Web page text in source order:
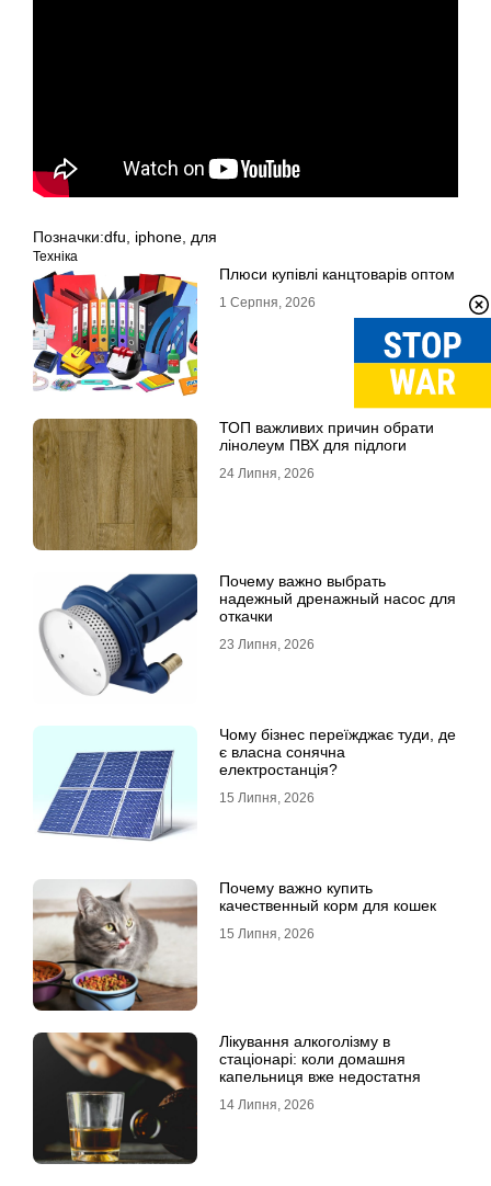
Позначки:dfu iphone для
Техніка
Плюси купівлі канцтоварів оптом
1 Серпня, 2026
ТОП важливих причин обрати
лінолеум ПВХ для підлоги
24 Липня, 2026
Почему важно выбрать
надежный дренажный насос для
откачки
23 Липня, 2026
Чому бізнес переїжджає туди, де
є власна сонячна
електростанція?
15 Липня, 2026
Почему важно купить
качественный корм для кошек
15 Липня, 2026
Лікування алкоголізму в
стаціонарі: коли домашня
капельниця вже недостатня
14 Липня, 2026